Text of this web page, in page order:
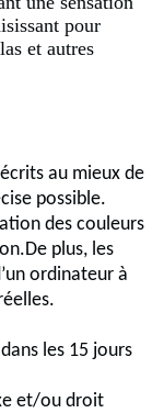
pour
et autres
au mieux de
possible.
des couleurs
plus, les
ordinateur à
les 15 jours
et/ou droit